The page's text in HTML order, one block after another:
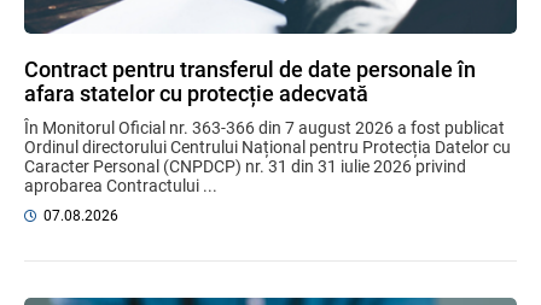
Contract pentru transferul de date personale în
afara statelor cu protecție adecvată
În Monitorul Oficial nr. 363-366 din 7 august 2026 a fost publicat
Ordinul directorului Centrului Național pentru Protecția Datelor cu
Caracter Personal (CNPDCP) nr. 31 din 31 iulie 2026 privind
aprobarea Contractului ...
07.08.2026